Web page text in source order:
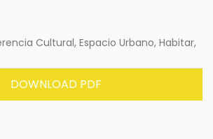
Cultural, Espacio Urbano, Habitar,
DOWNLOAD PDF